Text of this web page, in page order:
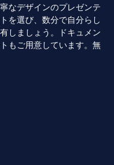
なデザインのプレゼンテ
を選び、数分で自分らし
しましょう。ドキュメン
もご用意しています。無